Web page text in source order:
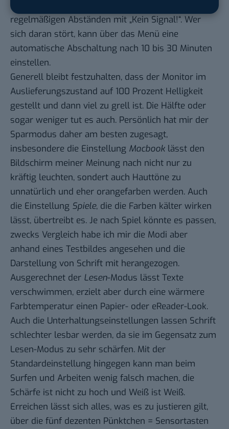
wach und kommentiert den schlafenden Rechner in
regelmäßigen Abständen mit „Kein Signal!“. Wer
sich daran stört, kann über das Menü eine
automatische Abschaltung nach 10 bis 30 Minuten
einstellen.
Generell bleibt festzuhalten, dass der Monitor im
Auslieferungszustand auf 100 Prozent Helligkeit
gestellt und dann viel zu grell ist. Die Hälfte oder
sogar weniger tut es auch. Persönlich hat mir der
Sparmodus daher am besten zugesagt,
insbesondere die Einstellung Macbook lässt den
Bildschirm meiner Meinung nach nicht nur zu
kräftig leuchten, sondert auch Hauttöne zu
unnatürlich und eher orangefarben werden. Auch
die Einstellung Spiele, die die Farben kälter wirken
lässt, übertreibt es. Je nach Spiel könnte es passen,
zwecks Vergleich habe ich mir die Modi aber
anhand eines Testbildes angesehen und die
Darstellung von Schrift mit herangezogen.
Ausgerechnet der Lesen-Modus lässt Texte
verschwimmen, erzielt aber durch eine wärmere
Farbtemperatur einen Papier- oder eReader-Look.
Auch die Unterhaltungseinstellungen lassen Schrift
schlechter lesbar werden, da sie im Gegensatz zum
Lesen-Modus zu sehr schärfen. Mit der
Standardeinstellung hingegen kann man beim
Surfen und Arbeiten wenig falsch machen, die
Schärfe ist nicht zu hoch und Weiß ist Weiß.
Erreichen lässt sich alles, was es zu justieren gilt,
über die fünf dezenten Pünktchen = Sensortasten